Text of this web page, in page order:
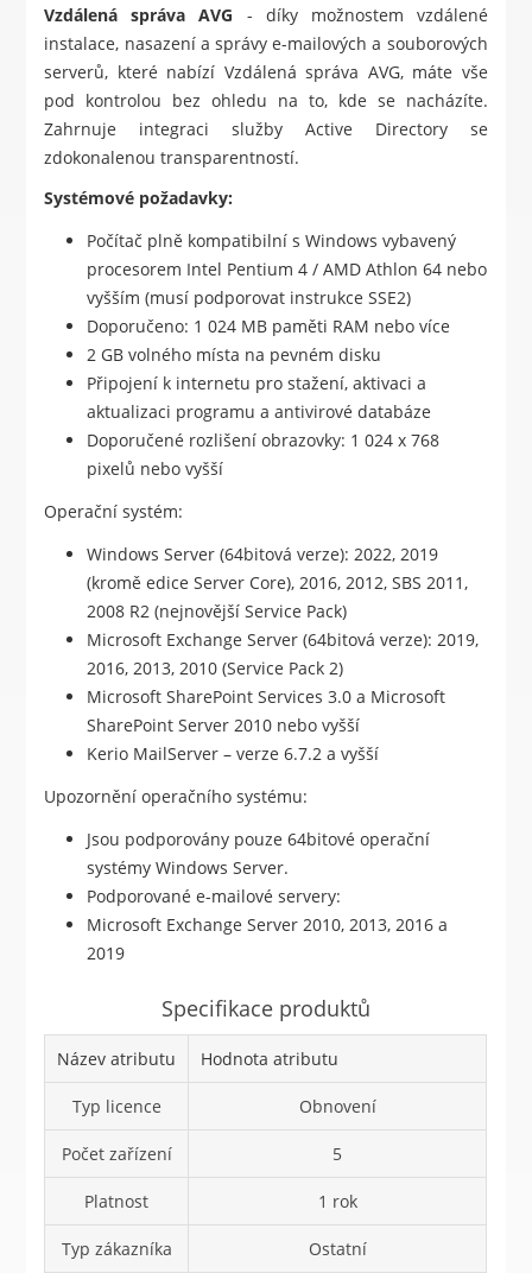
Vzdálená správa AVG - díky možnostem vzdálené
instalace, nasazení a správy e-mailových a souborových
serverů, které nabízí Vzdálená správa AVG, máte vše
pod kontrolou bez ohledu na to, kde se nacházíte.
Zahrnuje integraci služby Active Directory se
zdokonalenou transparentností.
Systémové požadavky:
Počítač plně kompatibilní s Windows vybavený
procesorem Intel Pentium 4 / AMD Athlon 64 nebo
vyšším (musí podporovat instrukce SSE2)
Doporučeno: 1 024 MB paměti RAM nebo více
2 GB volného místa na pevném disku
Připojení k internetu pro stažení, aktivaci a
aktualizaci programu a antivirové databáze
Doporučené rozlišení obrazovky: 1 024 x 768
pixelů nebo vyšší
Operační systém:
Windows Server (64bitová verze): 2022, 2019
(kromě edice Server Core), 2016, 2012, SBS 2011,
2008 R2 (nejnovější Service Pack)
Microsoft Exchange Server (64bitová verze): 2019,
2016, 2013, 2010 (Service Pack 2)
Microsoft SharePoint Services 3.0 a Microsoft
SharePoint Server 2010 nebo vyšší
Kerio MailServer – verze 6.7.2 a vyšší
Upozornění operačního systému:
Jsou podporovány pouze 64bitové operační
systémy Windows Server.
Podporované e-mailové servery:
Microsoft Exchange Server 2010, 2013, 2016 a
2019
Specifikace produktů
Název atributu Hodnota atributu
Typ licence Obnovení
Počet zařízení 5
Platnost 1 rok
Typ zákazníka Ostatní